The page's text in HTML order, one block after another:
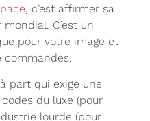
, c’est affirmer sa
mondial. C’est un
pour votre image et
commandes.
part qui exige une
du luxe (pour
lourde (pour